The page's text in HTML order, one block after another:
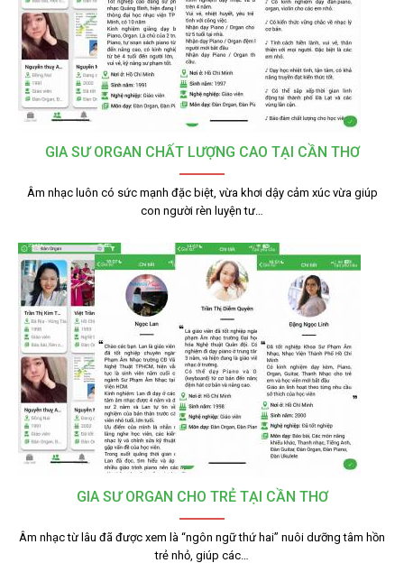
GIA SƯ ORGAN CHẤT LƯỢNG CAO TẠI CẦN THƠ
Âm nhạc luôn có sức mạnh đặc biệt, vừa khơi dậy cảm xúc vừa giúp
con người rèn luyện tư…
GIA SƯ ORGAN CHO TRẺ TẠI CẦN THƠ
Âm nhạc từ lâu đã được xem là “ngôn ngữ thứ hai” nuôi dưỡng tâm hồn
trẻ nhỏ, giúp các…